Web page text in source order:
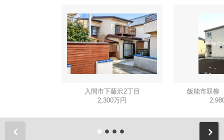
入間市下藤沢2丁目
2,300万円
飯能市双柳